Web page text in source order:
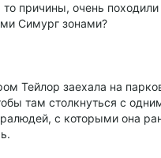
причины, очень походили
Симург зонами?
Тейлор заехала на
там столкнуться с
с которыми она